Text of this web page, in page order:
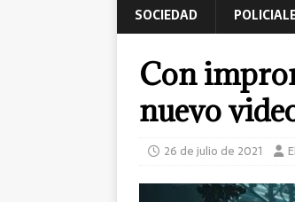
SOCIEDAD
Con
nuevo
26 de julio de 2021